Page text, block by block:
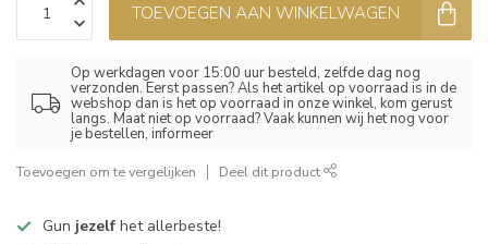
TOEVOEGEN AAN WINKELWAGEN
Op werkdagen voor 15:00 uur besteld, zelfde dag nog
verzonden. Eerst passen? Als het artikel op voorraad is in de
webshop dan is het op voorraad in onze winkel, kom gerust
langs. Maat niet op voorraad? Vaak kunnen wij het nog voor
je bestellen, informeer
Toevoegen om te vergelijken Deel dit product
Gun jezelf het allerbeste!